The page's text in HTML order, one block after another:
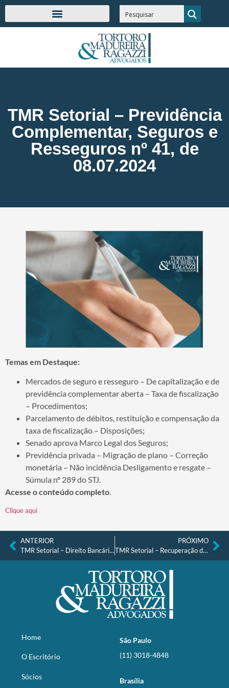
TMR Setorial – Previdência
Complementar, Seguros e
Resseguros nº 41, de
08.07.2024
Temas em Destaque:
Mercados de seguro e resseguro – De capitalização e de
previdência complementar aberta – Taxa de fiscalização
– Procedimentos;
Parcelamento de débitos, restituição e compensação da
taxa de fiscalização – Disposições;
Senado aprova Marco Legal dos Seguros;
Previdência privada – Migração de plano – Correção
monetária – Não incidência Desligamento e resgate –
Súmula nº 289 do STJ.
Acesse o conteúdo completo.
Clique aqui
ANTERIOR
TMR Setorial – Direito Bancário e Financeiro nº 39, de 05.07.2024
PRÓXIMO
TMR Setorial – Recuperação de Crédito, Falências e Recuperações Judiciais nº 42, de 10.07.2024
Home
O Escritório
Sócios
São Paulo
(11) 3018-4848
Brasília